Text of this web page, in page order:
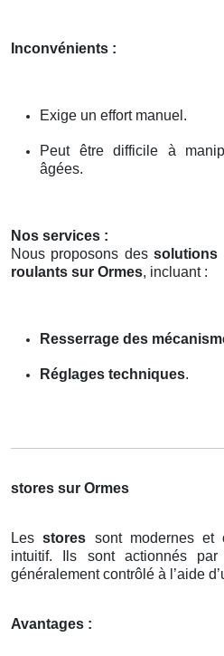
Inconvénients :
Exige un effort manuel.
Peut être difficile à
âgées.
Nos services :
Nous proposons dessolutions
roulants sur Ormes, incluant :
Resserrage des
Réglages techniques.
stores sur Ormes
Lesstores sont modernes et
intuitif. Ils sont actionnés
généralement contrôlé à l’aide
Avantages :